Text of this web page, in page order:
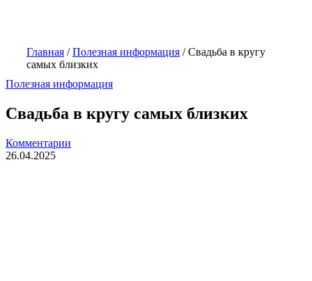
Главная /Полезная информация /Свадьба в кругу
самых близких
Полезная информация
Свадьба в кругу самых близких
Комментарии
26.04.2025